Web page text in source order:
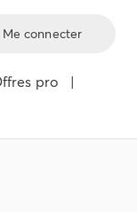
Me connecter
pro
|